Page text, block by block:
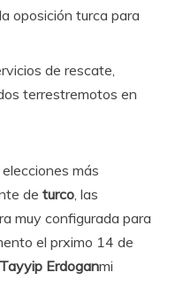
oposición turca para
de rescate,
terrestremotos en
más
de turco, las
muy configurada para
el prximo 14 de
Erdoganmi